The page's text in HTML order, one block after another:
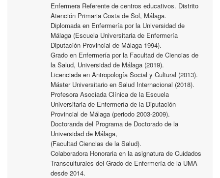
Enfermera Referente de centros educativos. Distrito
Atención Primaria Costa de Sol, Málaga.
Diplomada en Enfermería por la Universidad de
Málaga (Escuela Universitaria de Enfermería
Diputación Provincial de Málaga 1994).
Grado en Enfermería por la Facultad de Ciencias de
la Salud, Universidad de Málaga (2019).
Licenciada en Antropología Social y Cultural (2013).
Máster Universitario en Salud Internacional (2018).
Profesora Asociada Clínica de la Escuela
Universitaria de Enfermería de la Diputación
Provincial de Málaga (periodo 2003-2009).
Doctoranda del Programa de Doctorado de la
Universidad de Málaga,
(Facultad Ciencias de la Salud).
Colaboradora Honoraria en la asignatura de Cuidados
Transculturales del Grado de Enfermería de la UMA
desde 2014.